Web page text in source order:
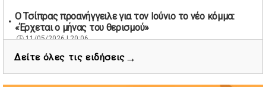
Ο Τσίπρας προανήγγειλε για τον Ιούνιο το νέο κόμμα:
«Έρχεται ο μήνας του θερισμού»
11/05/2026 | 20:06
67 βουλευτές των Εργατικών ζητούν την παραίτηση του
Βρετανού πρωθυπουργού Κιρ Στάρμερ
Δείτε όλες τις ειδήσεις →